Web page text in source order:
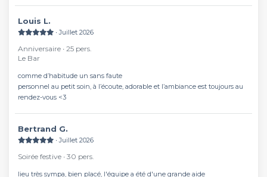
Louis L.
∙ Juillet 2026
Anniversaire ∙ 25 pers.
Le Bar
comme d’habitude un sans faute
personnel au petit soin, à l’écoute, adorable et l’ambiance est toujours au
rendez-vous <3
Bertrand G.
∙ Juillet 2026
Soirée festive ∙ 30 pers.
lieu très sympa, bien placé, l'équipe a été d'une grande aide